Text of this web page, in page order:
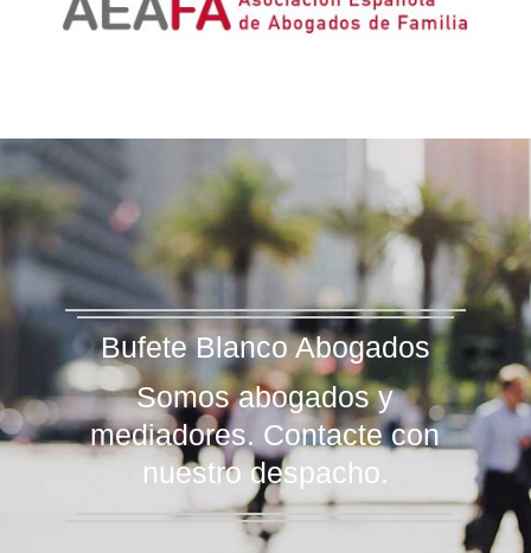
Bufete Blanco Abogados
Somos abogados y
mediadores. Contacte con
nuestro despacho.